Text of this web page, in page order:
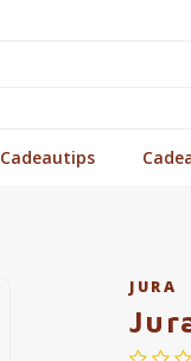
Cadeautips
JURA